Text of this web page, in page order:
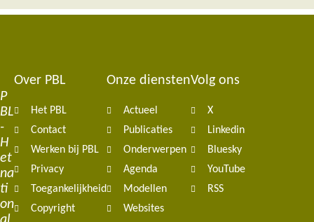
P
BL
-
H
et
na
ti
on
Footer
navigation
Over PBL
Het PBL
Contact
Werken bij PBL
Privacy
Toegankelijkheid
Copyright
Onze diensten
Actueel
Publicaties
Onderwerpen
Agenda
Modellen
Websites
Volg ons
X
Linkedin
Bluesky
YouTube
RSS